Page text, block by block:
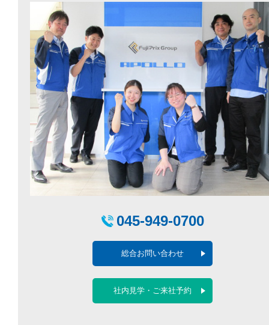
045-949-0700
総合お問い合わせ
社内見学・ご来社予約